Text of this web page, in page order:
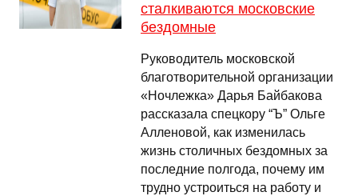
сталкиваются московские
бездомные
Руководитель московской
благотворительной организации
«Ночлежка» Дарья Байбакова
рассказала спецкору “Ъ” Ольге
Алленовой, как изменилась
жизнь столичных бездомных за
последние полгода, почему им
трудно устроиться на работу и